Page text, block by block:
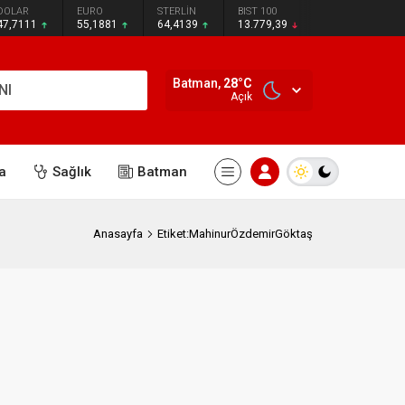
EURO
55,1881
STERLİN
64,4139
BIST 100
13.779,39
Batman, 28°C
Açık
Sağlık Batman
Anasayfa Etiket:MahinurÖzdemirGöktaş